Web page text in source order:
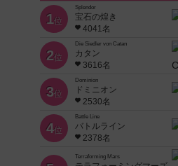
1位
Splendor
宝石の煌き
4041名
2位
Die Siedler von Catan
カタン
3616名
3位
Dominion
ドミニオン
2530名
4位
Battle Line
バトルライン
2378名
Terraforming Mars